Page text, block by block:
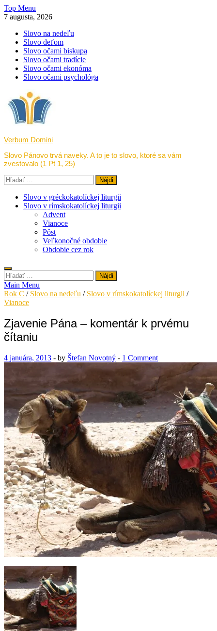
Skip
to
Top Menu
7 augusta, 2026
Slovo na nedeľu
Slovo deťom
Slovo očami biskupa
Slovo očami tradície
Slovo očami ekonóma
Slovo očami psychológa
Verbum Domini
Slovo Pánovo trvá naveky. A to je to slovo, ktoré sa vám
zvestovalo (1 Pt 1, 25)
Hľadať:
Slovo v gréckokatolíckej liturgii
Slovo v rímskokatolíckej liturgii
Advent
Vianoce
Pôst
Veľkonočné obdobie
Obdobie cez rok
Hľadať:
Main Menu
Rok C / Slovo na nedeľu / Slovo v rímskokatolíckej liturgii /
Vianoce
Zjavenie Pána – komentár k prvému
čítaniu
4 januára, 2013 - by Štefan Novotný - 1 Comment